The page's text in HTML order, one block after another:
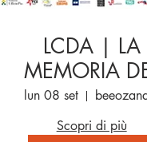
LCDA | LA
MEMORIA
FARE
lun 08 set
Scopri di più